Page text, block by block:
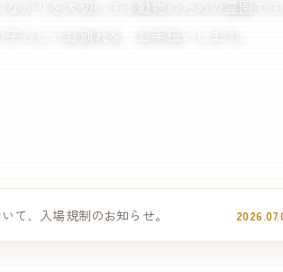
ながりを大切にする 動物のための霊園です
子らしいお別れを、
お手伝いします。
お知らせ。 2026.07.09 盂蘭盆法要